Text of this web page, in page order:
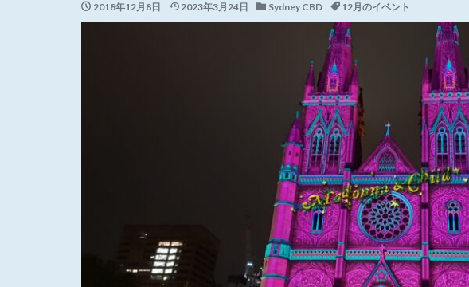
2018年12月8日 2023年3月24日 Sydney CBD 12月のイベント